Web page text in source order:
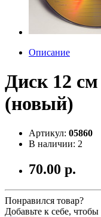
Описание
Диск 12
(новый)
Артикул: 05860
В наличии: 2
70.00 р.
Понравился товар?
Добавьте к себе, чтобы